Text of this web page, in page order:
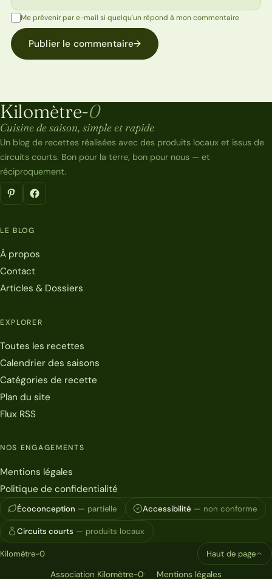
Me prévenir par e-mail si quelqu'un répond à mon commentaire
Publier le commentaire→
Kilomètre-0
Kilomètre-0
Cuisine de saison, simple et rapide
Un blog de recettes réalisées avec des produits locaux et issus de
circuits courts. Bon pour la terre, bon pour nous — et
réciproquement.
LE BLOG
À propos
Contact
Articles & Dossiers
EXPLORER
Toutes les recettes
Calendrier des saisons
Catégories de recette
Plan du site
Flux RSS
NOS ENGAGEMENTS
Mentions légales
Politique de confidentialité
Écoconception — partielle Accessibilité — non conforme
Circuits courts — produits locaux
Kilomètre-0
Association Kilomètre-0 Mentions légales
Haut de page